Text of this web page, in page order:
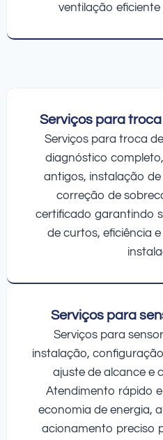
ventilação
Serviços para
Serviços para troca
diagnóstico
antigos, instalação
correção de
certificado garantindo
de curtos, eficiência
Serviços para
Serviços para
instalação,
ajuste de alcance e
Atendimento rápido
economia de energia,
acionamento preciso